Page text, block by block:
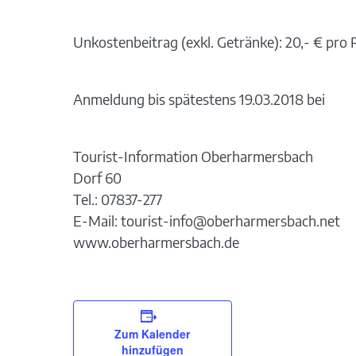
Unkostenbeitrag (exkl. Getränke): 20,- € pro
Anmeldung bis spätestens 19.03.2018 bei
Tourist-Information Oberharmersbach
Dorf 60
Tel.: 07837-277
E-Mail: tourist-info@oberharmersbach.net
www.oberharmersbach.de
Zum Kalender
hinzufügen